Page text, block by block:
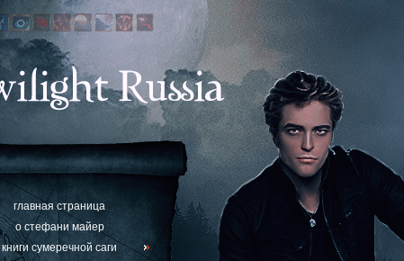
главная страница
о стефани майер
книги сумеречной саги